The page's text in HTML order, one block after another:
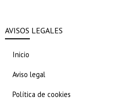
AVISOS LEGALES
Inicio
Aviso legal
Política de cookies